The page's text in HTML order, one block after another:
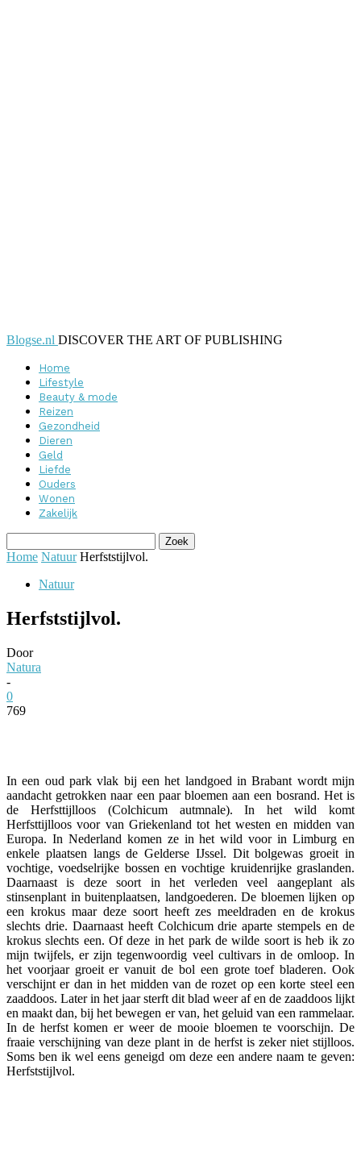
Blogse.nl DISCOVER THE ART OF PUBLISHING
Home
Lifestyle
Beauty & mode
Reizen
Gezondheid
Dieren
Geld
Liefde
Ouders
Wonen
Zakelijk
Home Natuur Herfststijlvol.
Natuur
Herfststijlvol.
Door
Natura
-
0
769
In een oud park vlak bij een het landgoed in Brabant wordt mijn
aandacht getrokken naar een paar bloemen aan een bosrand. Het is
de Herfsttijlloos (Colchicum autmnale). In het wild komt
Herfsttijlloos voor van Griekenland tot het westen en midden van
Europa. In Nederland komen ze in het wild voor in Limburg en
enkele plaatsen langs de Gelderse IJssel. Dit bolgewas groeit in
vochtige, voedselrijke bossen en vochtige kruidenrijke graslanden.
Daarnaast is deze soort in het verleden veel aangeplant als
stinsenplant in buitenplaatsen, landgoederen. De bloemen lijken op
een krokus maar deze soort heeft zes meeldraden en de krokus
slechts drie. Daarnaast heeft Colchicum drie aparte stempels en de
krokus slechts een. Of deze in het park de wilde soort is heb ik zo
mijn twijfels, er zijn tegenwoordig veel cultivars in de omloop. In
het voorjaar groeit er vanuit de bol een grote toef bladeren. Ook
verschijnt er dan in het midden van de rozet op een korte steel een
zaaddoos. Later in het jaar sterft dit blad weer af en de zaaddoos lijkt
en maakt dan, bij het bewegen er van, het geluid van een rammelaar.
In de herfst komen er weer de mooie bloemen te voorschijn. De
fraaie verschijning van deze plant in de herfst is zeker niet stijlloos.
Soms ben ik wel eens geneigd om deze een andere naam te geven:
Herfststijlvol.